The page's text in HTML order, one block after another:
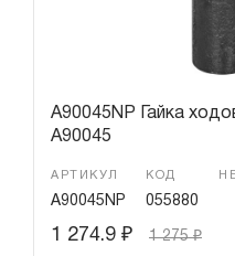
A90045NP Гайка
A90045
АРТИКУЛ
A90045NP
КОД
055880
1 274.9 ₽ 1 275₽